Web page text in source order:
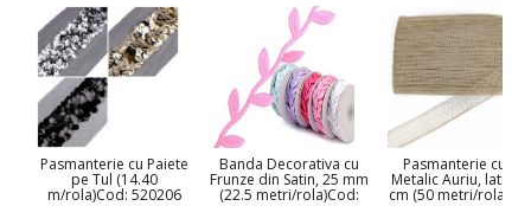
Pasmanterie cu Paiete
pe Tul (14.40
m/rola)Cod: 520206
Banda Decorativa cu
Frunze din Satin, 25 mm
(22.5 metri/rola)Cod:
Pasmanterie cu Fir
Metalic Auriu, latime
cm (50 metri/